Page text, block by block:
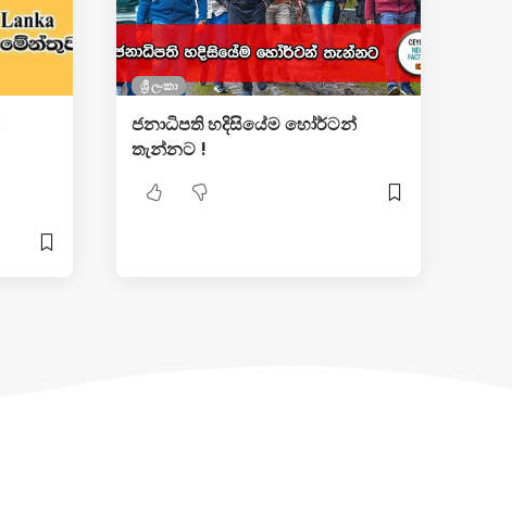
ශ්‍රී ලංකා
ජනාධිපති හදිසියේම හෝර්ටන්
තැන්නට !